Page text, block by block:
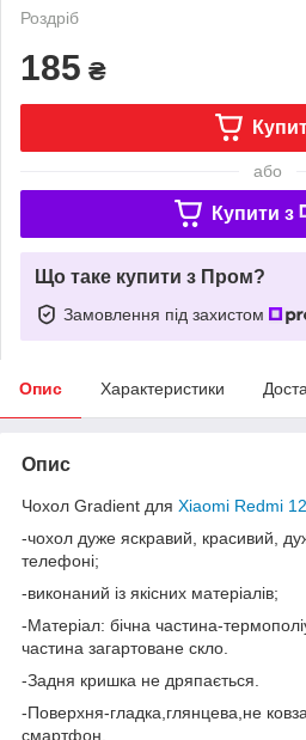
Роздріб
185 ₴
або
Купити з
Що таке купити з Пром?
Замовлення під захистом
Опис Характеристики
Опис
Чохол Gradient для Xiaomi Redmi 12
-чохол дуже яскравий, красивий,
телефоні;
-виконаний із якісних матеріалів;
-Матеріал: бічна частина-
частина загартоване скло.
-Задня кришка не дряпається.
-Поверхня-гладка,глянцева,не
смартфон.